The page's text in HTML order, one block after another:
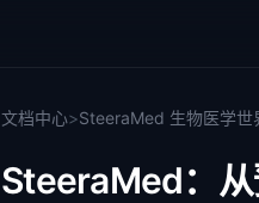
文档中心>SteeraMed 生物医学世
SteeraMed：